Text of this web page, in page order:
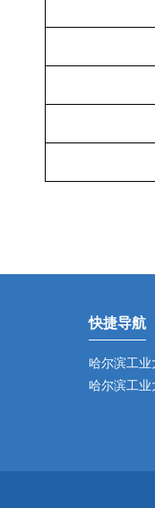
快捷导航
哈尔滨工业
哈尔滨工业